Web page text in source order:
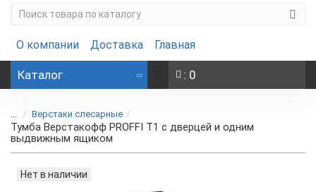
О компании Доставка Главная
Каталог : 0
... Верстаки слесарные
Тумба Верстакофф PROFFI T1 с дверцей и одним
выдвижным ящиком
Нет в наличии